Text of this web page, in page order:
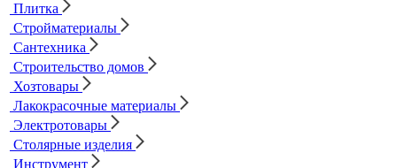
Плитка
Стройматериалы
Сантехника
Строительство домов
Хозтовары
Лакокрасочные материалы
Электротовары
Столярные изделия
Инструмент